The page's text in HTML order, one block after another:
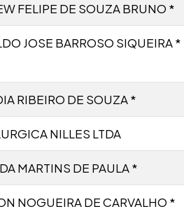
FELIPE DE SOUZA BRUNO *
JOSE BARROSO SIQUEIRA *
RIBEIRO DE SOUZA *
NILLES LTDA
MARTINS DE PAULA *
NOGUEIRA DE CARVALHO *